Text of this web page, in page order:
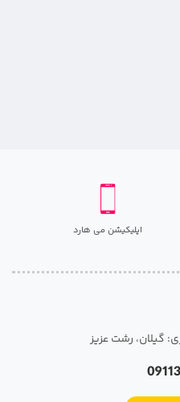
اپلیکیشن می هارد
گیلان، رشت عزیز